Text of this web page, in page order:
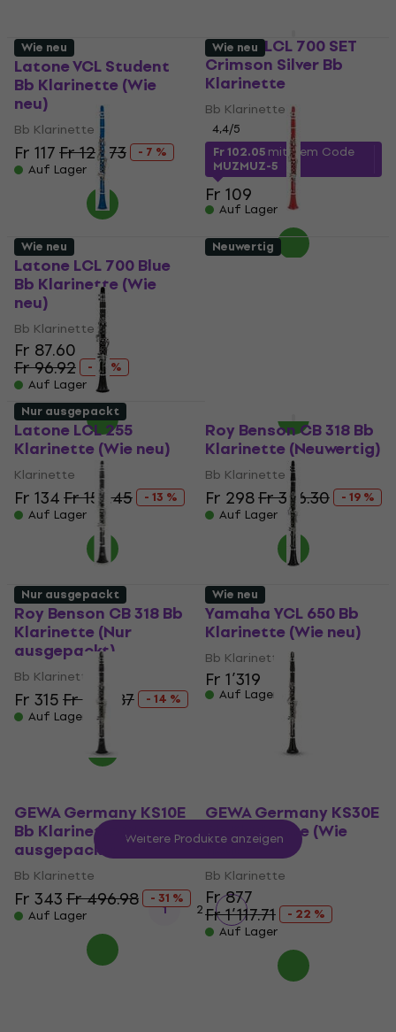
Latone VCL Student
Bb Klarinette (Wie
neu)
Bb Klarinette
Fr 117Fr 125.73
- 7 %
Auf Lager
Latone LCL 700 SET
Crimson Silver Bb
Klarinette
Bb Klarinette
4,4/5
Fr 102.05mit dem Code
MUZMUZ-5
Fr 109
Auf Lager
Wie neu
Latone LCL 700 Blue
Bb Klarinette (Wie
neu)
Bb Klarinette
Fr 87.60
Fr 96.92
- 10 %
Auf Lager
Wie neu
Latone LCL 700
Wie neu
Latone LCL 255
Klarinette (Wie neu)
Klarinette
Fr 134Fr 153.45
- 13 %
Auf Lager
Neuwertig
Roy Benson CB 318 Bb
Klarinette (Neuwertig)
Bb Klarinette
Fr 298Fr 366.30
- 19 %
Auf Lager
Nur ausgepackt
Roy Benson CB 318 Bb
Klarinette (Nur
ausgepackt)
Bb Klarinette
Fr 315Fr 364.87
- 14 %
Auf Lager
Yamaha YCL 650 Bb
Klarinette (Wie neu)
Bb Klarinette
Fr 1’319
Auf Lager
Nur ausgepackt
GEWA Germany KS10E
Bb Klarinette (Nur
ausgepackt)
Bb Klarinette
Fr 343Fr 496.98
- 31 %
Auf Lager
Wie neu
GEWA Germany KS30E
Bb Klarinette (Wie
neu)
Bb Klarinette
Fr 877
Fr 1’117.71
- 22 %
Auf Lager
Weitere Produkte anzeigen
1 2